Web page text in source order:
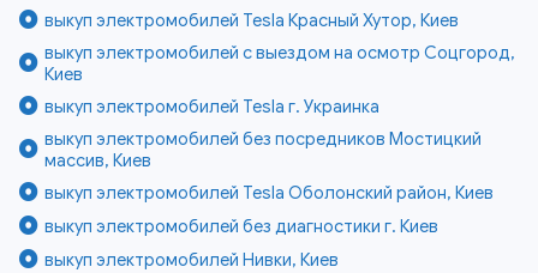
выкуп электромобилей Tesla Красный Хутор, Киев
выкуп электромобилей с выездом на осмотр Соцгород,
Киев
выкуп электромобилей Tesla г. Украинка
выкуп электромобилей без посредников Мостицкий
массив, Киев
выкуп электромобилей Tesla Оболонский район, Киев
выкуп электромобилей без диагностики г. Киев
выкуп электромобилей Нивки, Киев